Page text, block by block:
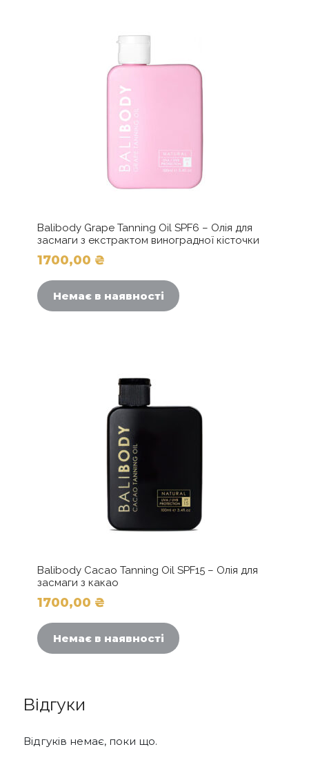
сторінці
Balibody Grape Tanning Oil SPF6 – Олія для
засмаги з екстрактом виноградної кісточки
1700,00 ₴
Немає в наявності
Balibody Cacao Tanning Oil SPF15 – Олія для
засмаги з какао
1700,00 ₴
Немає в наявності
Відгуки
Відгуків немає, поки що.